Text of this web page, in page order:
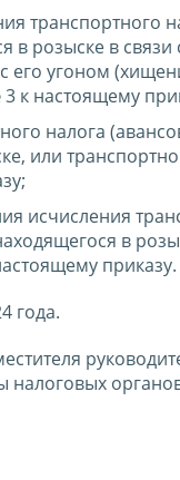
транспортного
в розыске в
его угоном
к настоящему
налога
или
исчисления
в
приказу.
года.